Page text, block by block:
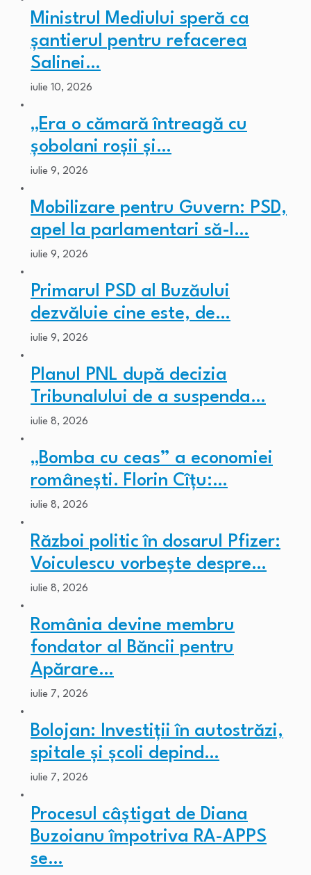
Ministrul Mediului speră ca
șantierul pentru refacerea
Salinei…
iulie 10, 2026
„Era o cămară întreagă cu
șobolani roșii și…
iulie 9, 2026
Mobilizare pentru Guvern: PSD,
apel la parlamentari să-l…
iulie 9, 2026
Primarul PSD al Buzăului
dezvăluie cine este, de…
iulie 9, 2026
Planul PNL după decizia
Tribunalului de a suspenda…
iulie 8, 2026
„Bomba cu ceas” a economiei
românești. Florin Cîțu:…
iulie 8, 2026
Război politic în dosarul Pfizer:
Voiculescu vorbește despre…
iulie 8, 2026
România devine membru
fondator al Băncii pentru
Apărare…
iulie 7, 2026
Bolojan: Investiții în autostrăzi,
spitale și școli depind…
iulie 7, 2026
Procesul câștigat de Diana
Buzoianu împotriva RA-APPS
se…